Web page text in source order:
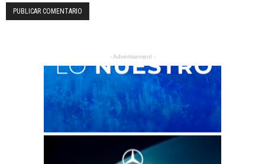
- Advertisement -